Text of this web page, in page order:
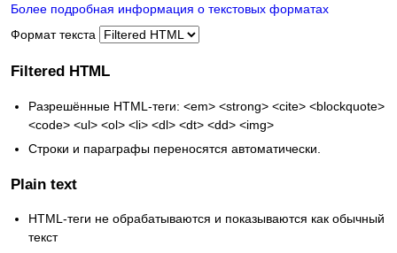
Более подробная информация о текстовых форматах
Формат текста
Filtered HTML
Разрешённые HTML-теги: <em> <strong> <cite> <blockquote>
<code> <ul> <ol> <li> <dl> <dt> <dd> <img>
Строки и параграфы переносятся автоматически.
Plain text
HTML-теги не обрабатываются и показываются как обычный
текст